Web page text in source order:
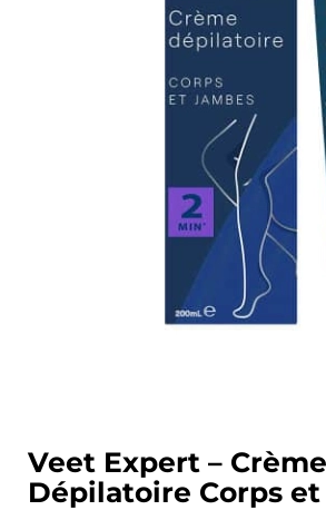
Veet Expert – Crème
Dépilatoire Corps